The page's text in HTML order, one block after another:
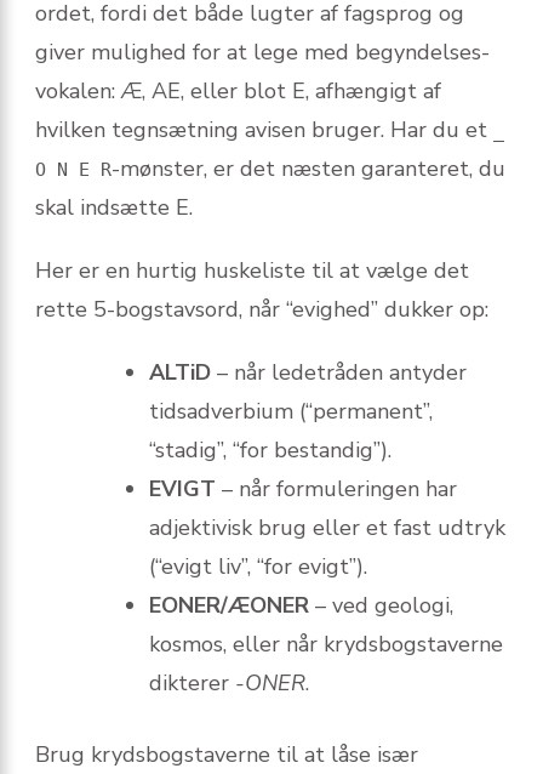
ordet, fordi det både lugter af fagsprog og
giver mulighed for at lege med begyndelses-
vokalen: Æ, AE, eller blot E, afhængigt af
hvilken tegnsætning avisen bruger. Har du et
O N E R-mønster, er det næsten garanteret, du
skal indsætte E.
Her er en hurtig huskeliste til at vælge det
rette 5-bogstavsord, når “evighed” dukker op:
ALTiD – når ledetråden antyder
tidsadverbium (“permanent”,
“stadig”, “for bestandig”).
EVIGT – når formuleringen har
adjektivisk brug eller et fast udtryk
(“evigt liv”, “for evigt”).
EONER/ÆONER – ved geologi,
kosmos, eller når krydsbogstaverne
dikterer -ONER.
Brug krydsbogstaverne til at låse især